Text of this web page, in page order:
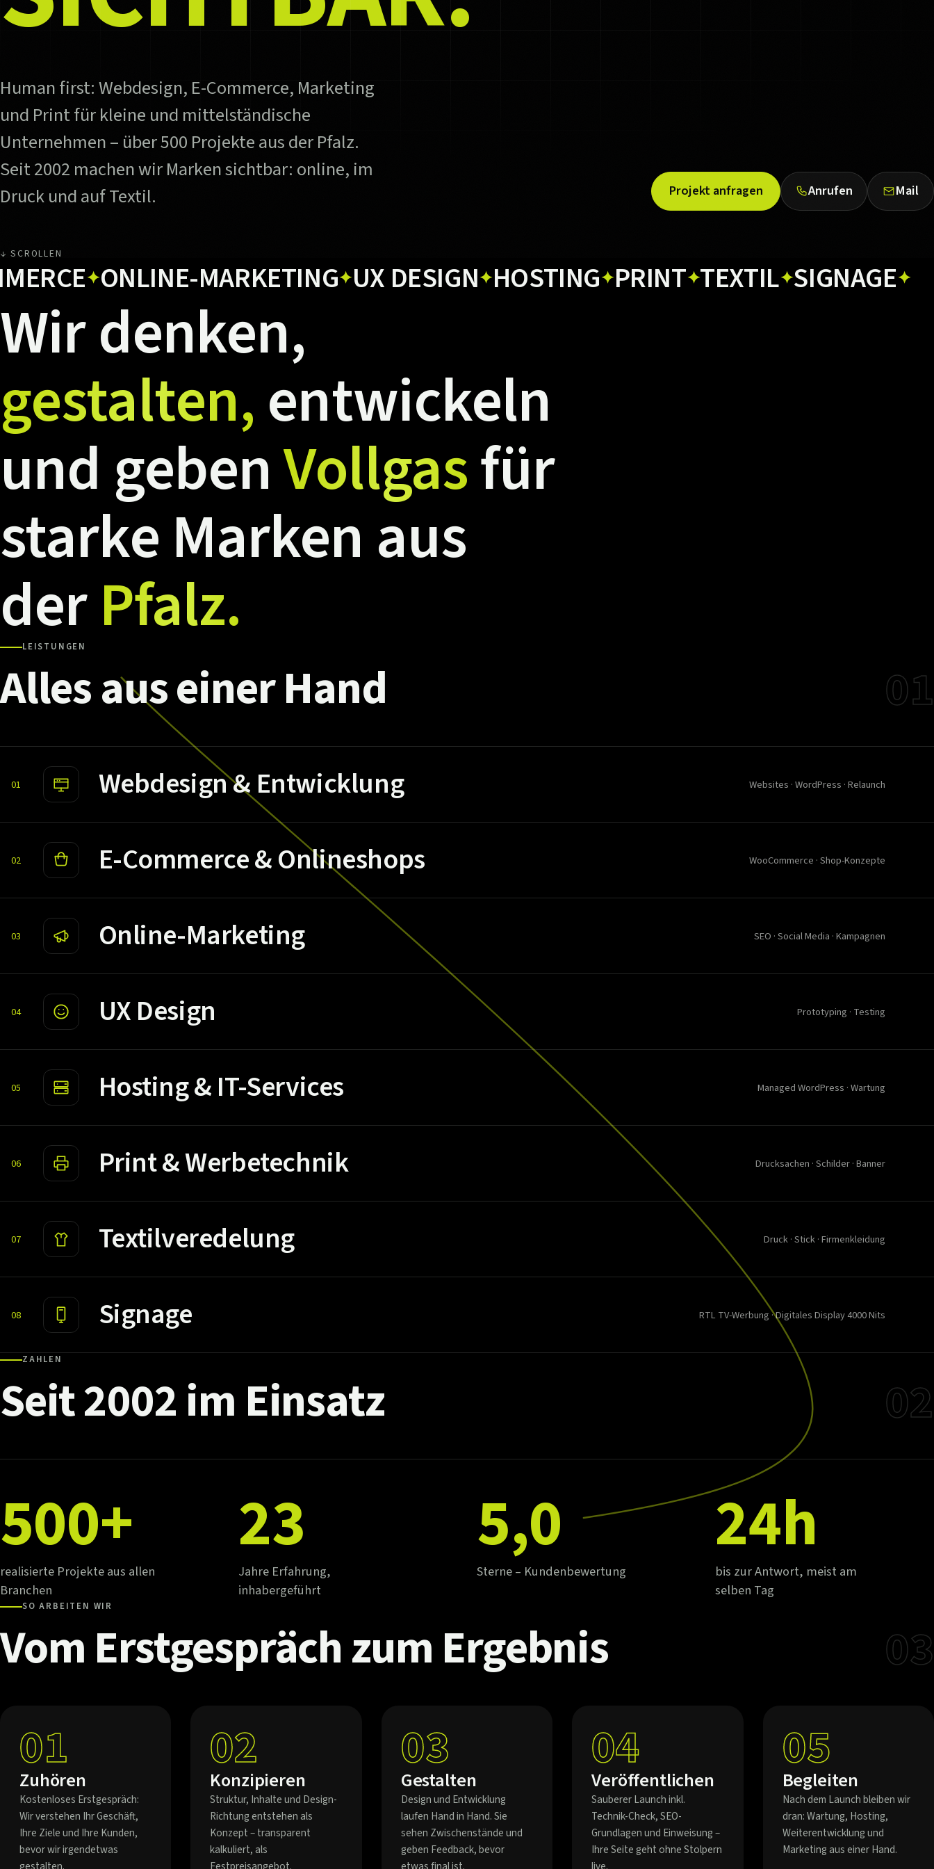
Human first: Webdesign, E-Commerce, Marketing
und Print für kleine und mittelständische
Unternehmen – über 500 Projekte aus der Pfalz.
Seit 2002 machen wir Marken sichtbar: online, im
Druck und auf Textil.
Projekt anfragen Anrufen Mail
↓ SCROLLEN
✦ONLINE-MARKETING✦UX DESIGN✦HOSTING✦PRINT✦TEXTIL ✦SIGNAGE ✦
Wirdenken,
gestalten,entwickeln
und gebenVollgasfür
starke Marken aus
derPfalz.
LEISTUNGEN
AllesauseinerHand 01
01 Webdesign & Entwicklung Websites · WordPress · Relaunch
02 E-Commerce & Onlineshops WooCommerce · Shop-Konzepte
03 Online-Marketing SEO · Social Media · Kampagnen
04 UX Design Prototyping · Testing
05 Hosting & IT-Services Managed WordPress · Wartung
06 Print & Werbetechnik Drucksachen · Schilder · Banner
07 Textilveredelung Druck · Stick · Firmenkleidung
08 Signage RTL TV-Werbung · Digitales Display 4000 Nits
ZAHLEN
Seit2002im Einsatz 02
500+
realisierte Projekte aus allen
Branchen
23
Jahre Erfahrung,
inhabergeführt
5,0
Sterne – Kundenbewertung
24h
bis zur Antwort, meist am
selben Tag
SO ARBEITEN WIR
Vom Erstgesprächzum Ergebnis
03
01
Zuhören
Kostenloses Erstgespräch:
Wir verstehen Ihr Geschäft,
Ihre Ziele und Ihre Kunden,
bevor wir irgendetwas
02
Konzipieren
Struktur, Inhalte und Design-
Richtung entstehen als
Konzept – transparent
kalkuliert, als
03
Gestalten
Design und Entwicklung
laufen Hand in Hand. Sie
sehen Zwischenstände und
geben Feedback, bevor
04
Veröffentlichen
Sauberer Launch inkl.
Technik-Check, SEO-
Grundlagen und Einweisung –
Ihre Seite geht ohne Stolpern
05
Begleiten
Nach dem Launch bleiben wir
dran: Wartung, Hosting,
Weiterentwicklung und
Marketing aus einer Hand.